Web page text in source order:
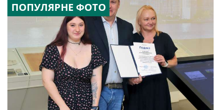
ПОПУЛЯРНЕ ФОТО